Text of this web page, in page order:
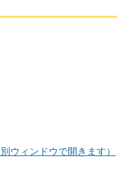
ウィンドウで開きます）